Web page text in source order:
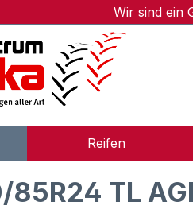
Wir sind ein
Reifen
85R24 TL